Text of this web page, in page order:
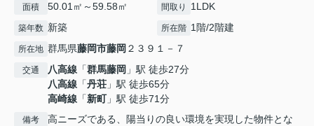
面積 50.01㎡～59.58㎡ 間取り 1LDK
築年数 新築 所在階 1階/2階建
所在地 群馬県藤岡市藤岡 ２３９１－７
交通 八高線 「群馬藤岡 」駅 徒歩27分
八高線 「丹荘 」駅 徒歩65分
高崎線 「新町」駅 徒歩71分
備考
高ニーズである、陽当りの良い環境を実現した物件とな